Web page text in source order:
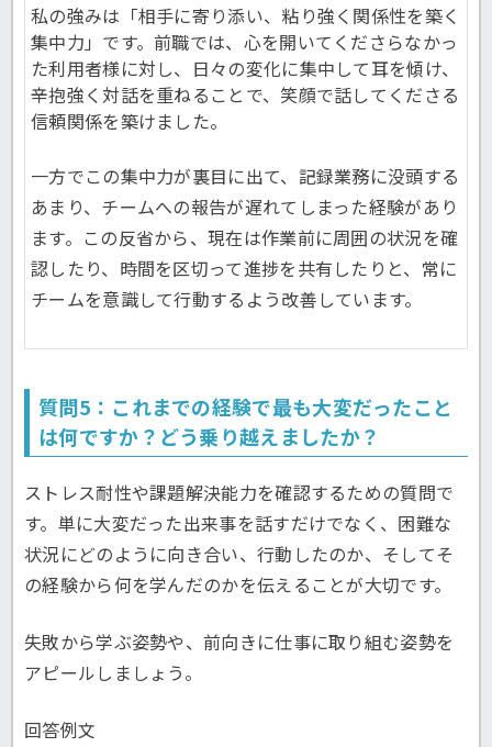
私の強みは「相手に寄り添い、粘り強く関係性を築く
集中力」です。前職では、心を開いてくださらなかっ
た利用者様に対し、日々の変化に集中して耳を傾け、
辛抱強く対話を重ねることで、笑顔で話してくださる
信頼関係を築けました。
一方でこの集中力が裏目に出て、記録業務に没頭する
あまり、チームへの報告が遅れてしまった経験があり
ます。この反省から、現在は作業前に周囲の状況を確
認したり、時間を区切って進捗を共有したりと、常に
チームを意識して行動するよう改善しています。
質問5：これまでの経験で最も大変だったこと
は何ですか？どう乗り越えましたか？
ストレス耐性や課題解決能力を確認するための質問で
す。単に大変だった出来事を話すだけでなく、困難な
状況にどのように向き合い、行動したのか、そしてそ
の経験から何を学んだのかを伝えることが大切です。
失敗から学ぶ姿勢や、前向きに仕事に取り組む姿勢を
アピールしましょう。
回答例文